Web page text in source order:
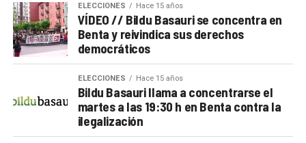
ELECCIONES Hace 15 años
VÍDEO // Bildu Basauri se concentra en
Benta y reivindica sus derechos
democráticos
ELECCIONES Hace 15 años
Bildu Basauri llama a concentrarse el
martes a las 19:30 h en Benta contra la
ilegalización